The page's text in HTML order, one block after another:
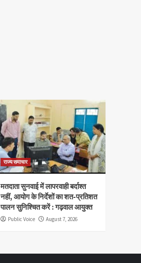
राज्य समाचार
मतदाता सुनवाई में लापरवाही बर्दाश्त
नहीं, आयोग के निर्देशों का शत-प्रतिशत
पालन सुनिश्चित करें : गढ़वाल आयुक्त
Public Voice August 7, 2026